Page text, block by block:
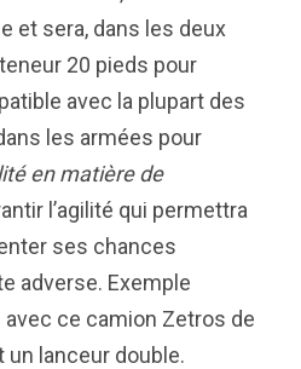
et sera, dans les deux
20 pieds pour
avec la plupart des
les armées pour
en matière de
l’agilité qui permettra
ses chances
adverse. Exemple
avec ce camion Zetros de
lanceur double.